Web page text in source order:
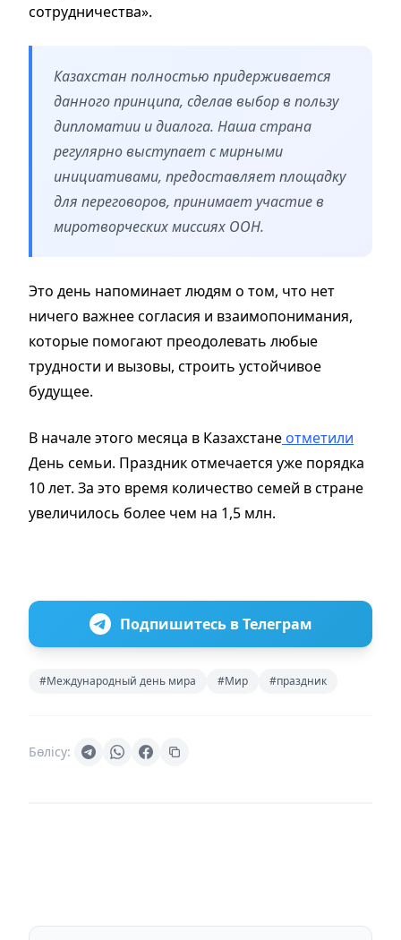
сотрудничества».
Казахстан полностью придерживается
данного принципа, сделав выбор в пользу
дипломатии и диалога. Наша страна
регулярно выступает с мирными
инициативами, предоставляет площадку
для переговоров, принимает участие в
миротворческих миссиях ООН.
Это день напоминает людям о том, что нет
ничего важнее согласия и взаимопонимания,
которые помогают преодолевать любые
трудности и вызовы, строить устойчивое
будущее.
В начале этого месяца в Казахстане отметили
День семьи. Праздник отмечается уже порядка
10 лет. За это время количество семей в стране
увеличилось более чем на 1,5 млн.
Подпишитесь в Телеграм
#Международный день мира #Мир #праздник
Бөлісу: